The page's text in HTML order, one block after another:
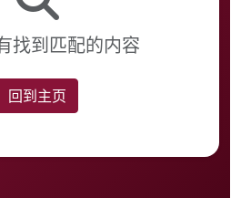
找到匹配的内容
回到主页